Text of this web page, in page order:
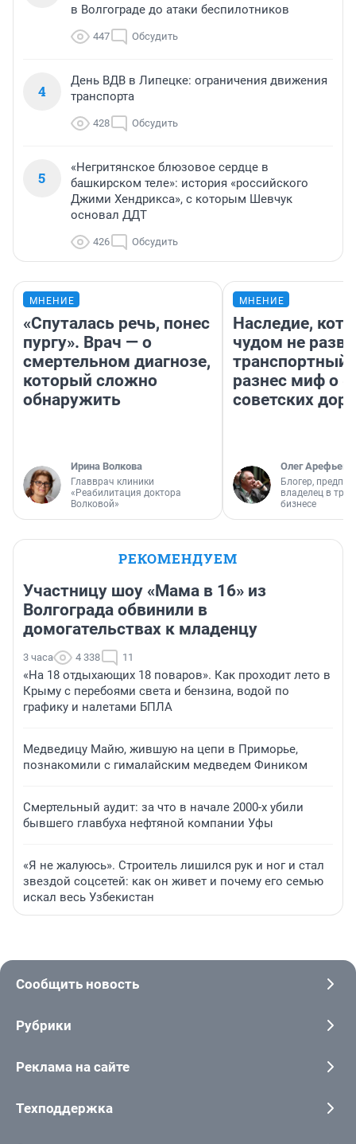
в Волгограде до атаки беспилотников
447 Обсудить
4
День ВДВ в Липецке: ограничения движения
транспорта
428 Обсудить
5
«Негритянское блюзовое сердце в
башкирском теле»: история «российского
Джими Хендрикса», с которым Шевчук
основал ДДТ
426 Обсудить
МНЕНИЕ
«Спуталась речь, понес
пургу». Врач — о
смертельном диагнозе,
который сложно
обнаружить
Ирина Волкова
Главврач клиники
«Реабилитация доктора
Волковой»
МНЕНИЕ
Наследие,
чудом не
транспортный
разнес миф о
советских
Олег Арефьев
Блогер,
владелец в
бизнесе
РЕКОМЕНДУЕМ
Участницу шоу «Мама в 16» из
Волгограда обвинили в
домогательствах к младенцу
3 часа 4 338 11
«На 18 отдыхающих 18 поваров». Как проходит лето в
Крыму с перебоями света и бензина, водой по
графику и налетами БПЛА
Медведицу Майю, жившую на цепи в Приморье,
познакомили с гималайским медведем Фиником
Смертельный аудит: за что в начале 2000-х убили
бывшего главбуха нефтяной компании Уфы
«Я не жалуюсь». Строитель лишился рук и ног и стал
звездой соцсетей: как он живет и почему его семью
искал весь Узбекистан
Сообщить новость
Рубрики
Реклама на сайте
Техподдержка